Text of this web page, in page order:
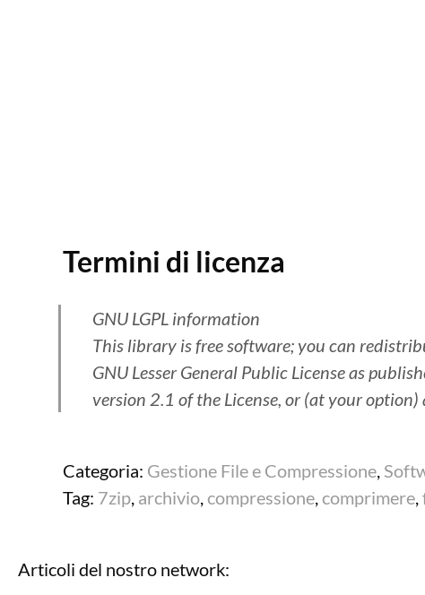
Termini di licenza
GNU LGPL information
This library is free software; you can
GNU Lesser General Public License as
version 2.1 of the License, or (at your
Categoria: Gestione File e Compressione,
Tag: 7zip, archivio, compressione, comprimere,
Articoli del nostro network: